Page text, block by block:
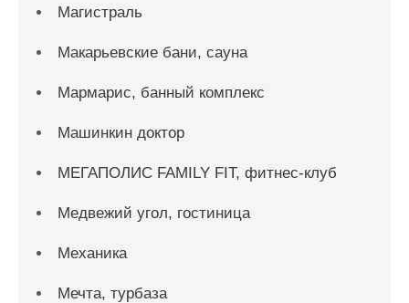
Магистраль
Макарьевские бани, сауна
Мармарис, банный комплекс
Машинкин доктор
МЕГАПОЛИС FAMILY FIT, фитнес-клуб
Медвежий угол, гостиница
Механика
Мечта, турбаза